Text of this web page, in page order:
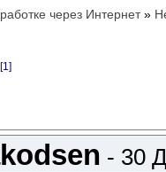
через Интернет»
[1]
- 30